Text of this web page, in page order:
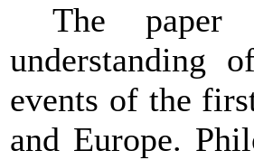
The paper
understanding
events of the
and Europe.